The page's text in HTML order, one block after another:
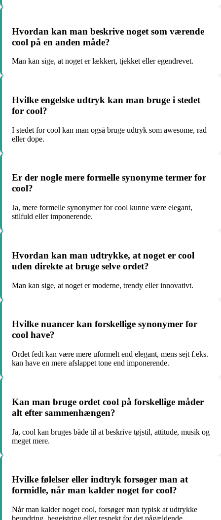
Hvordan kan man beskrive noget som værende
cool på en anden måde?
Man kan sige, at noget er lækkert, tjekket eller egendrevet.
Hvilke engelske udtryk kan man bruge i stedet
for cool?
I stedet for cool kan man også bruge udtryk som awesome, rad
eller dope.
Er der nogle mere formelle synonyme termer for
cool?
Ja, mere formelle synonymer for cool kunne være elegant,
stilfuld eller imponerende.
Hvordan kan man udtrykke, at noget er cool
uden direkte at bruge selve ordet?
Man kan sige, at noget er moderne, trendy eller innovativt.
Hvilke nuancer kan forskellige synonymer for
cool have?
Ordet fedt kan være mere uformelt end elegant, mens sejt f.eks.
kan have en mere afslappet tone end imponerende.
Kan man bruge ordet cool på forskellige måder
alt efter sammenhængen?
Ja, cool kan bruges både til at beskrive tøjstil, attitude, musik og
meget mere.
Hvilke følelser eller indtryk forsøger man at
formidle, når man kalder noget for cool?
Når man kalder noget cool, forsøger man typisk at udtrykke
beundring, begejstring eller respekt for det pågældende.